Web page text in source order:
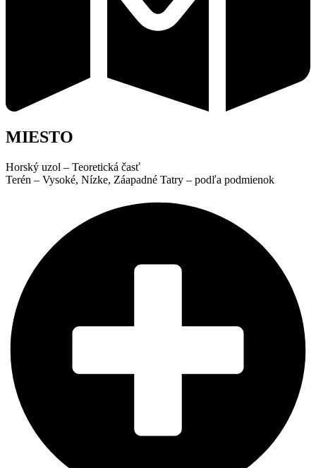
MIESTO
Horský uzol – Teoretická časť
Terén – Vysoké, Nízke, Záapadné Tatry – podľa podmienok